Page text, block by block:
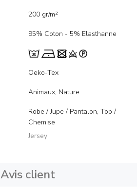
200 gr/m²
95% Coton - 5% Elasthanne
Oeko-Tex
Animaux, Nature
Robe / Jupe / Pantalon, Top /
Chemise
Jersey
Avis client